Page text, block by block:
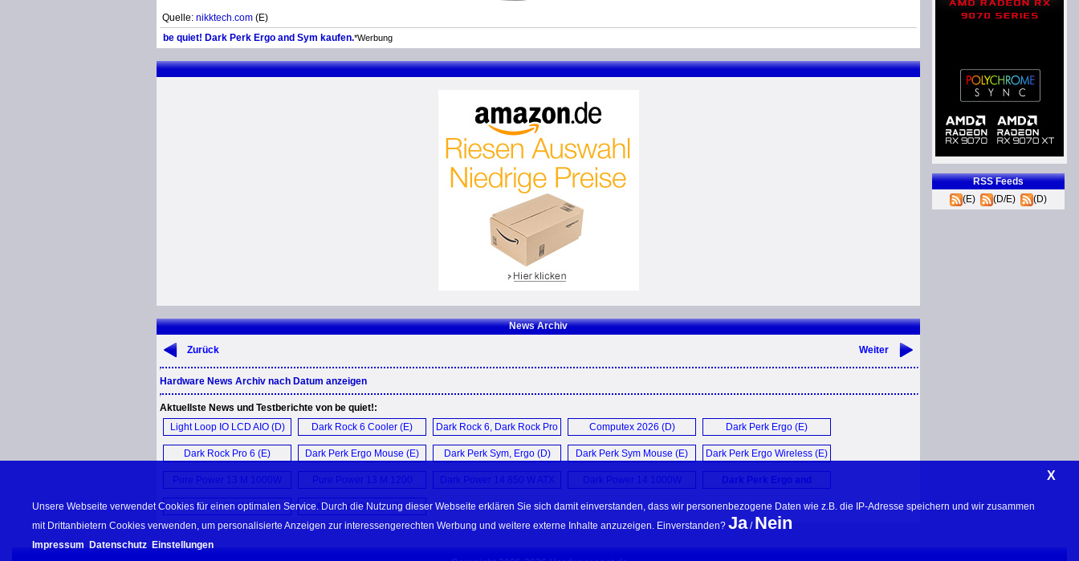
Quelle: nikktech.com (E)
be quiet! Dark Perk Ergo and Sym kaufen.*Werbung
News Archiv
Zurück Weiter
Hardware News Archiv nach Datum anzeigen
Aktuellste News und Testberichte von be quiet!:
Light Loop IO LCD AIO (D)
Dark Rock 6 Cooler (E)
Dark Rock 6, Dark Rock Pro
6 (E)
Computex 2026 (D) Dark Perk Ergo (E)
Dark Rock Pro 6 (E) Dark Perk Ergo Mouse (E) Dark Perk Sym, Ergo (D) Dark Perk Sym Mouse (E) Dark Perk Ergo Wireless (E)
Pure Power 13 M 1000W
PSU (E)
Pure Power 13 M 1200
PSU (E)
Dark Power 14 850 W ATX
Dark Power 14 1000W
Dark Perk Ergo and
Pure Loop 3 LX 360 (E)
Mehr von be quiet! ...
RSS Feeds
(E)
(D/E) (D)
Unsere Webseite verwendet Cookies für einen optimalen Service. Durch die Nutzung dieser Webseite erklären Sie sich damit einverstanden, dass wir personenbezogene Daten wie z.B. die IP-Adresse speichern und wir zusammen
mit Drittanbietern Cookies verwenden, um personalisierte Anzeigen zur interessengerechten Werbung und weitere externe Inhalte anzuzeigen. Einverstanden? Ja / Nein
Impressum Datenschutz Einstellungen
X